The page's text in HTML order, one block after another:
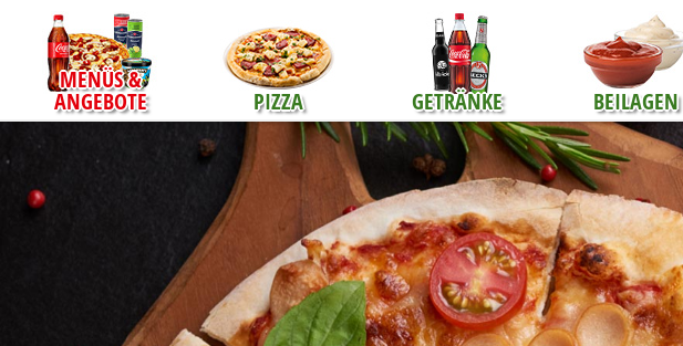
MENÜS &
ANGEBOTE PIZZA GETRÄNKE BEILAGEN